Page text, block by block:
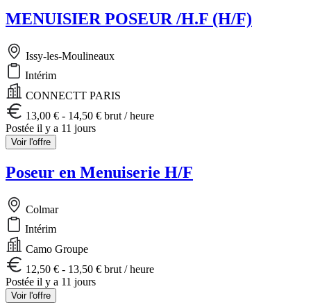
MENUISIER POSEUR /H.F (H/F)
Issy-les-Moulineaux
Intérim
CONNECTT PARIS
13,00 € - 14,50 € brut / heure
Postée il y a 11 jours
Voir l'offre
Poseur en Menuiserie H/F
Colmar
Intérim
Camo Groupe
12,50 € - 13,50 € brut / heure
Postée il y a 11 jours
Voir l'offre